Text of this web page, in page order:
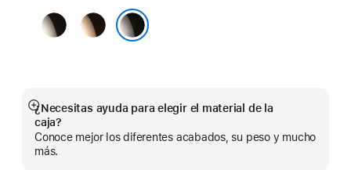
NaturalOro
¿Necesitas ayuda para elegir el material de la
caja?
Conoce mejor los diferentes acabados, su peso y mucho
más.
Mostrar
más